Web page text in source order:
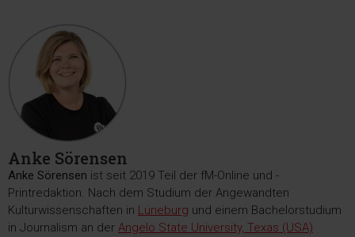
Anke Sörensen
Anke Sörensen ist seit 2019 Teil der fM-Online und -
Printredaktion. Nach dem Studium der Angewandten
Kulturwissenschaften in Lüneburg und einem Bachelorstudium
in Journalism an der Angelo State University, Texas (USA)